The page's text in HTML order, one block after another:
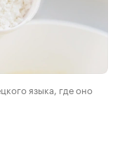
языка, где оно